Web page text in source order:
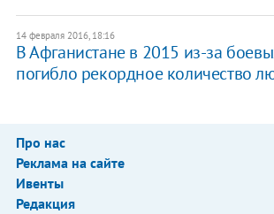
14 февраля 2016, 18:16
В Афганистане в 2015 из-за
погибло рекордное количество
Про нас
Реклама на сайте
Ивенты
Редакция